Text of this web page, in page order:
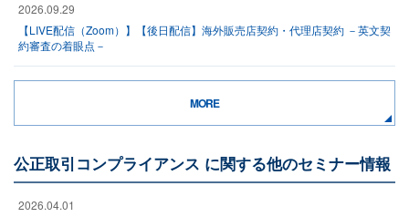
2026.09.29
【LIVE配信（Zoom）】【後日配信】海外販売店契約・代理店契約 －英文契
約審査の着眼点－
MORE
公正取引コンプライアンス に関する他のセミナー情報
2026.04.01